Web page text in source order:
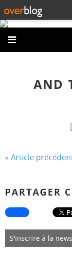
AND
« Article
PARTAGER
S'inscrire à la